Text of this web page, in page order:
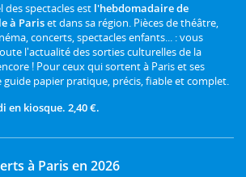
des spectacles est l'hebdomadaire de
à Pariset dans sa région. Pièces de théâtre,
concerts, spectacles enfants... : vous
l'actualité des sorties culturelles de la
! Pour ceux qui sortent à Paris et ses
guide papier pratique, précis, fiable et complet.
en kiosque. 2,40 €.
à Paris en 2026